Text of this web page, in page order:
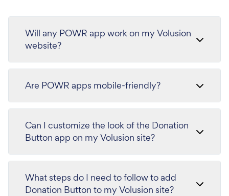
Will any POWR app work on my Volusion
website?
Are POWR apps mobile-friendly?
Can I customize the look of the Donation
Button app on my Volusion site?
What steps do I need to follow to add
Donation Button to my Volusion site?